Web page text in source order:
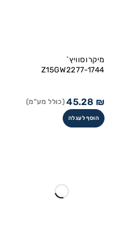
מיקרוסוויץ`
Z15GW2277-1744
45.28 ₪ (כולל מע"מ)
הוסף לעגלה